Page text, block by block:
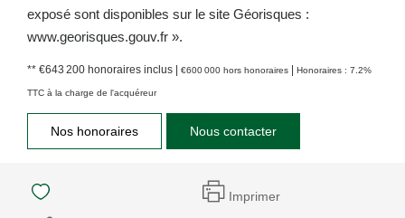
exposé sont disponibles sur le site Géorisques :
www.georisques.gouv.fr ».
** €643 200 honoraires inclus | €600 000 hors honoraires | Honoraires : 7.2%
TTC à la charge de l'acquéreur
Nos honoraires Nous contacter
Imprimer